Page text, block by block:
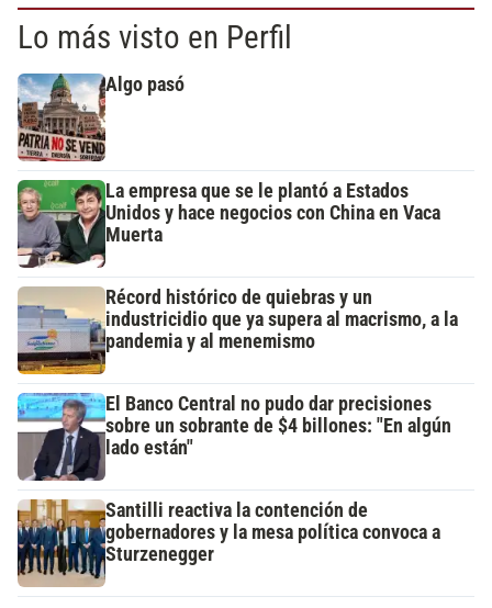
Lo más visto en Perfil
Algo pasó
La empresa que se le plantó a Estados
Unidos y hace negocios con China en Vaca
Muerta
Récord histórico de quiebras y un
industricidio que ya supera al macrismo, a la
pandemia y al menemismo
El Banco Central no pudo dar precisiones
sobre un sobrante de $4 billones: "En algún
lado están"
Santilli reactiva la contención de
gobernadores y la mesa política convoca a
Sturzenegger